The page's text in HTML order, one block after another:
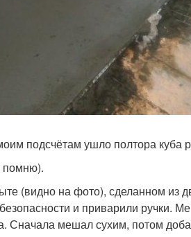
подсчётам ушло полтора куба
помню).
(видно на фото), сделанном из
и приварили ручки.
Сначала мешал сухим, потом